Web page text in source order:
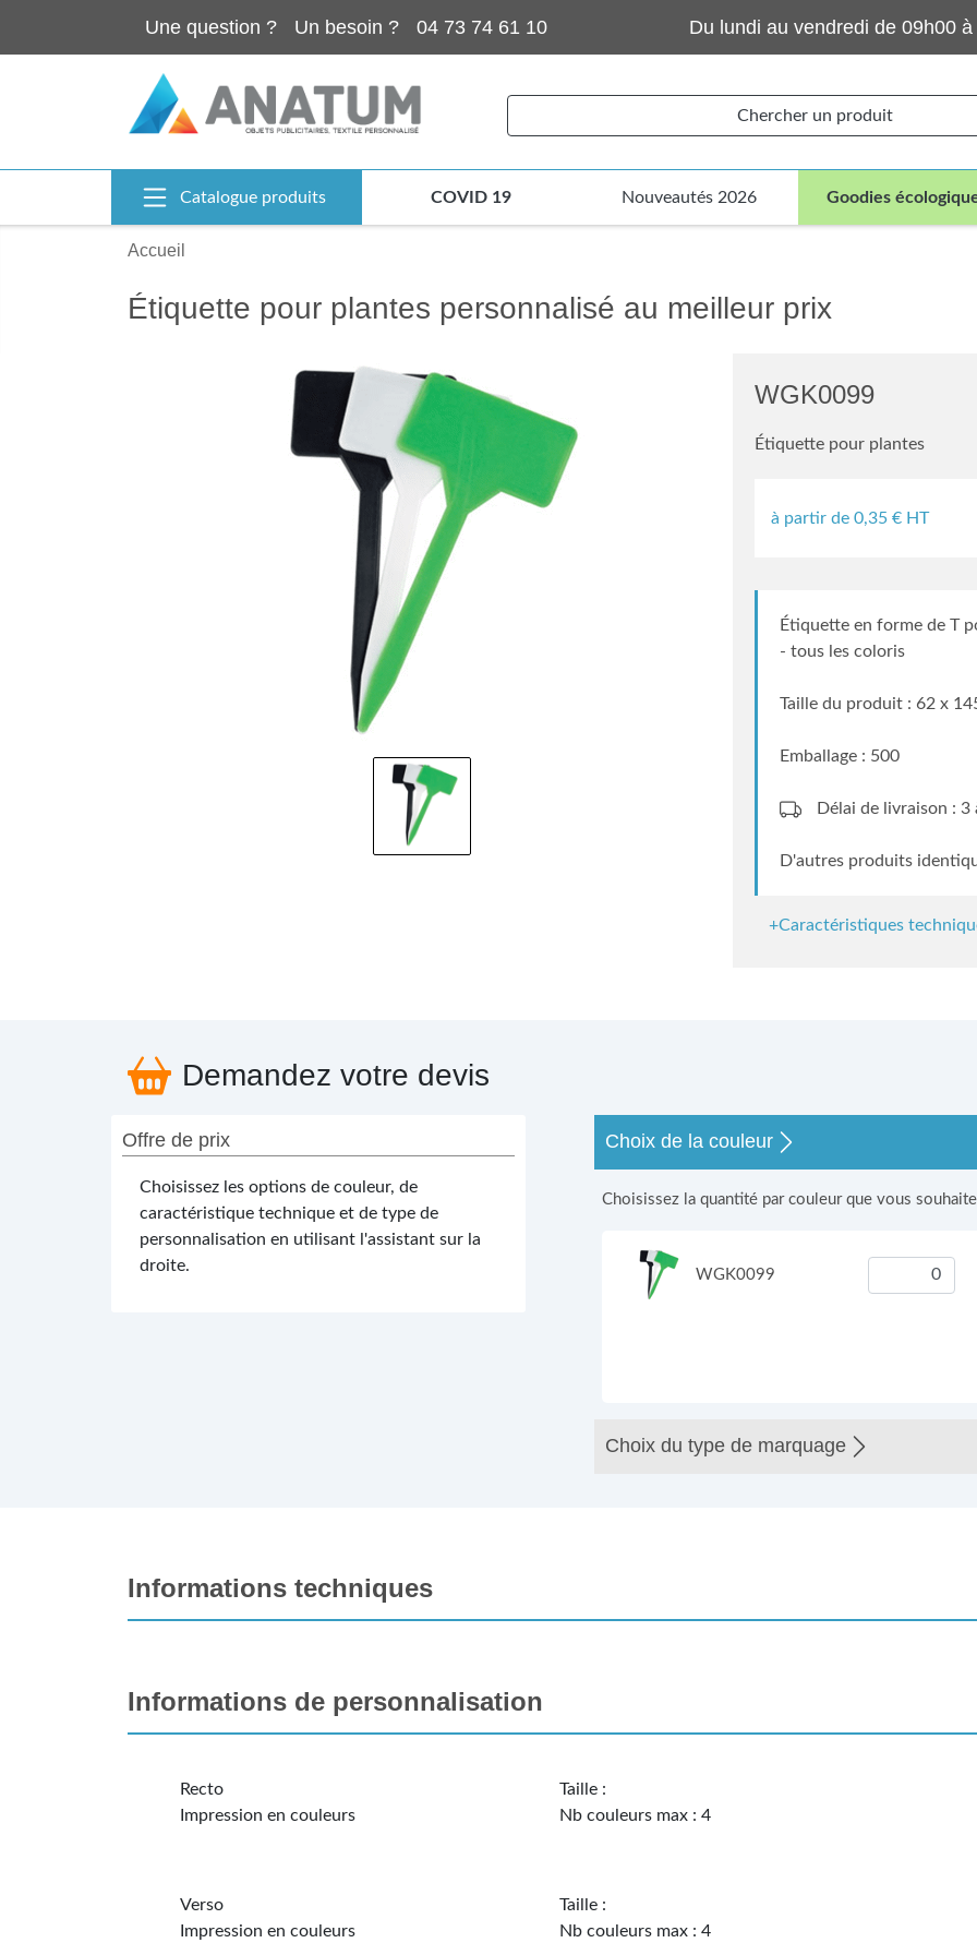
Une question ? Un besoin ? 04 73 74 61 10 Du lundi au vendredi de 09h00
Chercher un produit
Catalogue produits COVID 19 Nouveautés 2026 Goodies
Accueil
Étiquette pour plantes personnalisé au meilleur prix
WGK0099
Étiquette pour plantes
à partir de 0,35 € HT
Étiquette en forme de T
- tous les coloris
Taille du produit : 62 x
Emballage : 500
Délai de livraison : 3
D'autres produits
+Caractéristiques
Demandez votre devis
Offre de prix
Choisissez les options de couleur, de
caractéristique technique et de type de
personnalisation en utilisant l'assistant sur la
droite.
Choix de la couleur
Choisissez la quantité par couleur que vous
WGK0099
Choix du type de marquage
Informations techniques
Informations de personnalisation
Recto
Impression en couleurs
Taille :
Nb couleurs max : 4
Verso
Impression en couleurs
Taille :
Nb couleurs max : 4